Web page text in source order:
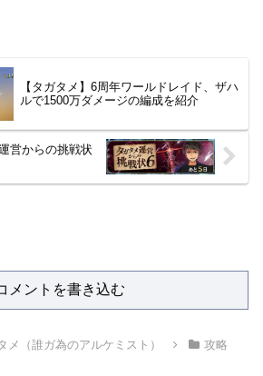
【タガタメ】6周年ワールドレイド、ザハ
ルで1500万ダメージの編成を紹介
営からの挑戦状
メントを書き込む
メ（誰ガ為のアルケミスト） 攻略